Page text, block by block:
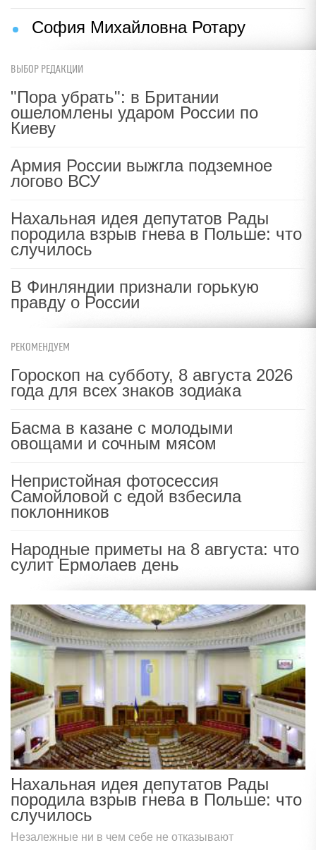
София Михайловна Ротару
ВЫБОР РЕДАКЦИИ
"Пора убрать": в Британии
ошеломлены ударом России по
Киеву
Армия России выжгла подземное
логово ВСУ
Нахальная идея депутатов Рады
породила взрыв гнева в Польше: что
случилось
В Финляндии признали горькую
правду о России
РЕКОМЕНДУЕМ
Гороскоп на субботу, 8 августа 2026
года для всех знаков зодиака
Басма в казане с молодыми
овощами и сочным мясом
Непристойная фотосессия
Самойловой с едой взбесила
поклонников
Народные приметы на 8 августа: что
сулит Ермолаев день
Нахальная идея депутатов Рады
породила взрыв гнева в Польше: что
случилось
Незалежные ни в чем себе не отказывают